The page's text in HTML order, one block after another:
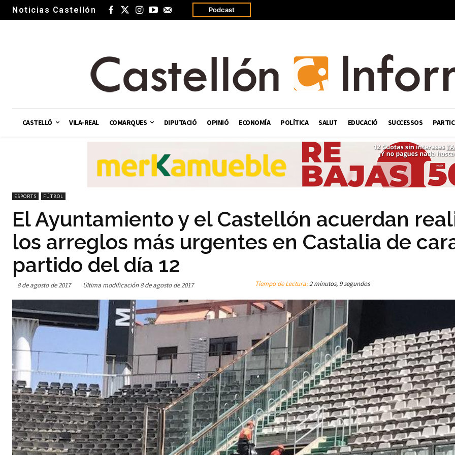
Noticias Castellón Podcast
CASTELLÓ VILA-REAL COMARQUES DIPUTACIÓ OPINIÓ ECONOMÍA POLÍTICA SALUT EDUCACIÓ SUCCESSOS
ESPORTS FÚTBOL
El Ayuntamiento y el Castellón acuerdan
los arreglos más urgentes en Castalia de
partido del día 12
8 de agosto de 2017 Última modificación 8 de agosto de 2017 Tiempo de Lectura:2 minutos, 9 segundos